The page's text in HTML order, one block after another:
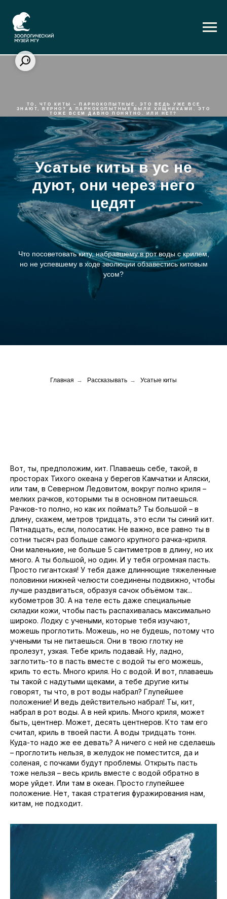
ТО, ЧТО КИТЫ – ПАРНОКОПЫТНЫЕ, ЭТО ВЕДЬ УЖЕ ВСЕ
ЗНАЮТ, ВЕРНО? А ПАРНОКОПЫТНЫЕ БЫЛИ ХИЩНИКАМИ. ЭТО
ТОЖЕ ВСЕМ ДАВНО ПОНЯТНО. ИЛИ НЕТ?
Усатые киты в ус не
дуют, они через него
цедят
Что посоветовать киту, набравшему в рот воды с крилем,
но не успевшему в ходе эволюции обзавестись китовым
усом?
Главная → Рассказывать → Усатые киты
Вот, ты, предположим, кит. Плаваешь себе, такой, в
просторах Тихого океана у берегов Камчатки и Аляски,
или там, в Северном Ледовитом, вокруг полно криля –
мелких рачков, которыми ты в основном питаешься.
Рачков-то полно, но как их поймать? Ты большой – в
длину, скажем, метров тридцать, это если ты синий кит.
Пятнадцать, если, полосатик. Не важно, все равно ты в
сотни тысяч раз больше самого крупного рачка-криля.
Они маленькие, не больше 5 сантиметров в длину, но их
много. А ты большой, но один. И у тебя огромная пасть.
Просто гигантская! У тебя даже длиннющие тяжеленные
половинки нижней челюсти соединены подвижно, чтобы
лучше раздвигаться, образуя сачок объёмом так...
кубометров 30. А на теле есть даже специальные
складки кожи, чтобы пасть распахивалась максимально
широко. Лодку с учеными, которые тебя изучают,
можешь проглотить. Можешь, но не будешь, потому что
учеными ты не питаешься. Они в твою глотку не
пролезут, узкая. Тебе криль подавай. Ну, ладно,
заглотить-то в пасть вместе с водой ты его можешь,
криль то есть. Много криля. Но с водой. И вот, плаваешь
ты такой с надутыми щеками, а тебе другие киты
говорят, ты что, в рот воды набрал? Глупейшее
положение! И ведь действительно набрал! Ты, кит,
набрал в рот воды. А в ней криль. Много криля, может
быть, центнер. Может, десять центнеров. Кто там его
считал, криль в твоей пасти. А воды тридцать тонн.
Куда-то надо же ее девать? А ничего с ней не сделаешь
– проглотить нельзя, в желудок не поместится, да и
соленая, с почками будут проблемы. Открыть пасть
тоже нельзя – весь криль вместе с водой обратно в
море уйдет. Или там в океан. Просто глупейшее
положение. Нет, такая стратегия фуражирования нам,
китам, не подходит.